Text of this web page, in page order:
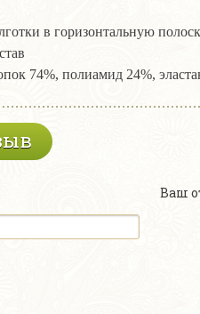
в горизонтальную
74%, полиамид 24%,
Ваш